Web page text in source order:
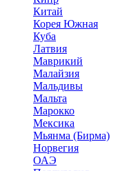
Китай
Корея Южная
Куба
Латвия
Маврикий
Малайзия
Мальдивы
Мальта
Марокко
Мексика
Мьянма (Бирма)
Норвегия
ОАЭ